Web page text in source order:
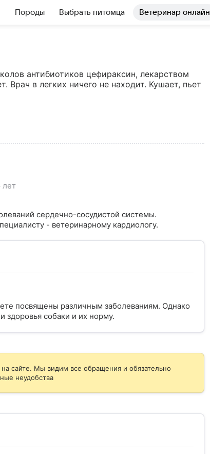
Породы Выбрать питомца Ветеринар онлайн
антибиотиков цефираксин, лекарством
Врач в легких ничего не находит. Кушает, пьет
лет
сердечно-сосудистой системы.
- ветеринарному кардиологу.
посвящены различным заболеваниям. Однако
здоровья собаки и их норму.
сайте. Мы видим все обращения и обязательно
неудобства